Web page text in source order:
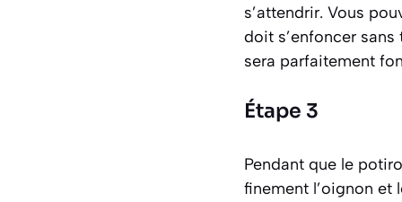
s’attendrir. Vous
doit s’enfoncer
sera parfaitement
Étape 3
Pendant que le
finement l’oignon et